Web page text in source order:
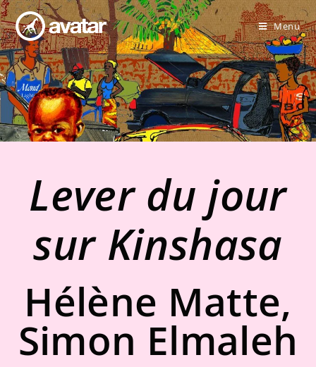
Menu
Lever du jour
sur Kinshasa
Hélène Matte,
Simon Elmaleh